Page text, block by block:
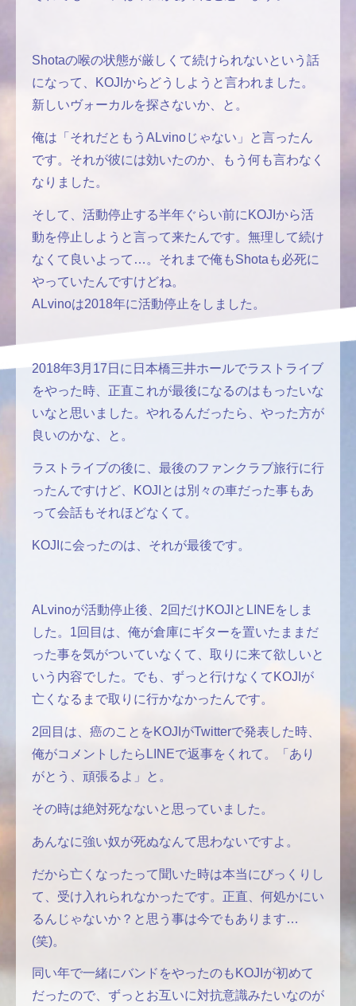
Shotaの喉の状態が厳しくて続けられないという話
になって、KOJIからどうしようと言われました。
新しいヴォーカルを探さないか、と。
俺は「それだともうALvinoじゃない」と言ったん
です。それが彼には効いたのか、もう何も言わなく
なりました。
そして、活動停止する半年ぐらい前にKOJIから活
動を停止しようと言って来たんです。無理して続け
なくて良いよって…。それまで俺もShotaも必死に
やっていたんですけどね。
ALvinoは2018年に活動停止をしました。
2018年3月17日に日本橋三井ホールでラストライブ
をやった時、正直これが最後になるのはもったいな
いなと思いました。やれるんだったら、やった方が
良いのかな、と。
ラストライブの後に、最後のファンクラブ旅行に行
ったんですけど、KOJIとは別々の車だった事もあ
って会話もそれほどなくて。
KOJIに会ったのは、それが最後です。
ALvinoが活動停止後、2回だけKOJIとLINEをしま
した。1回目は、俺が倉庫にギターを置いたままだ
った事を気がついていなくて、取りに来て欲しいと
いう内容でした。でも、ずっと行けなくてKOJIが
亡くなるまで取りに行かなかったんです。
2回目は、癌のことをKOJIがTwitterで発表した時、
俺がコメントしたらLINEで返事をくれて。「あり
がとう、頑張るよ」と。
その時は絶対死なないと思っていました。
あんなに強い奴が死ぬなんて思わないですよ。
だから亡くなったって聞いた時は本当にびっくりし
て、受け入れられなかったです。正直、何処かにい
るんじゃないか？と思う事は今でもあります…
(笑)。
同い年で一緒にバンドをやったのもKOJIが初めて
だったので、ずっとお互いに対抗意識みたいなのが